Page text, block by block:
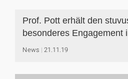
Prof. Pott erhält den
besonderes Engagement
News 21.11.19